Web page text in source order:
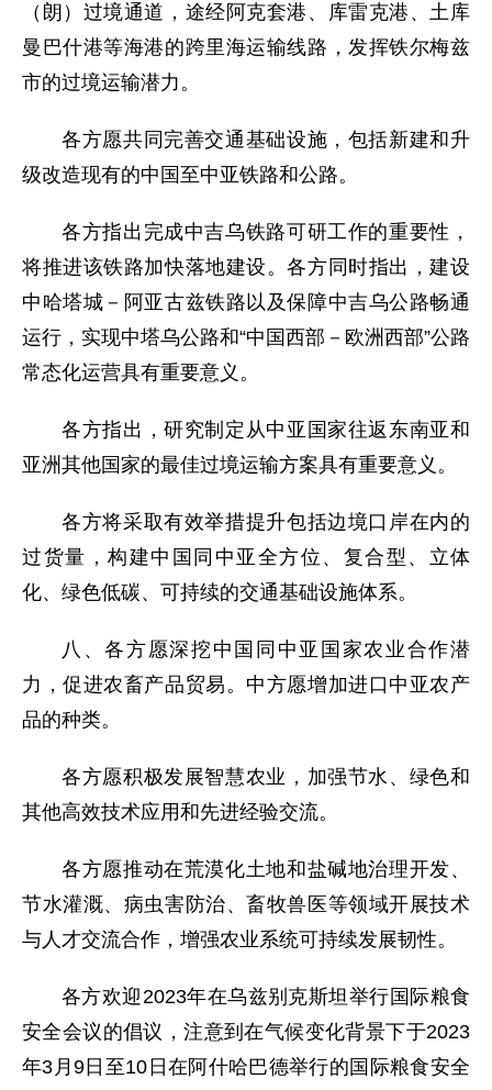
（朗）过境通道，途经阿克套港、库雷克港、土库
曼巴什港等海港的跨里海运输线路，发挥铁尔梅兹
市的过境运输潜力。
各方愿共同完善交通基础设施，包括新建和升
级改造现有的中国至中亚铁路和公路。
各方指出完成中吉乌铁路可研工作的重要性，
将推进该铁路加快落地建设。各方同时指出，建设
中哈塔城－阿亚古兹铁路以及保障中吉乌公路畅通
运行，实现中塔乌公路和“中国西部－欧洲西部”公路
常态化运营具有重要意义。
各方指出，研究制定从中亚国家往返东南亚和
亚洲其他国家的最佳过境运输方案具有重要意义。
各方将采取有效举措提升包括边境口岸在内的
过货量，构建中国同中亚全方位、复合型、立体
化、绿色低碳、可持续的交通基础设施体系。
八、各方愿深挖中国同中亚国家农业合作潜
力，促进农畜产品贸易。中方愿增加进口中亚农产
品的种类。
各方愿积极发展智慧农业，加强节水、绿色和
其他高效技术应用和先进经验交流。
各方愿推动在荒漠化土地和盐碱地治理开发、
节水灌溉、病虫害防治、畜牧兽医等领域开展技术
与人才交流合作，增强农业系统可持续发展韧性。
各方欢迎2023年在乌兹别克斯坦举行国际粮食
安全会议的倡议，注意到在气候变化背景下于2023
年3月9日至10日在阿什哈巴德举行的国际粮食安全